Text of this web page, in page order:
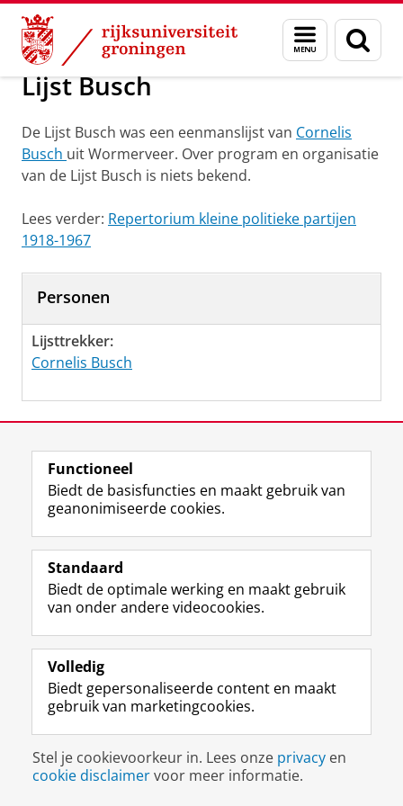
Skip
Content
Skip
Navigation
Menu
en
zoeken
Onderzoek Lijst Busch
Lijst Busch
De Lijst Busch was een eenmanslijst van Cornelis
Busch uit Wormerveer. Over program en organisatie
van de Lijst Busch is niets bekend.
Lees verder: Repertorium kleine politieke partijen
1918-1967
Personen
Lijsttrekker:
Cornelis Busch
Volg de RUG
F
a
c
b
o
k
a
g
i
n
a
R
i
n
e
d
n
p
a
g
i
n
a
S
S
f
e
d
i
j
s
u
n
n
s
a
a
-
a
c
o
u
o
u
u
-
a
n
a
l
Studiekiezers
Maatschappij/bedrijven
Alumni
Over ons
Disclaimer & Copyright Privacy
Cookies
Inloggen
Functioneel
Biedt de basisfuncties en maakt gebruik van
geanonimiseerde cookies.
Standaard
Biedt de optimale werking en maakt gebruik
van onder andere videocookies.
Volledig
Biedt gepersonaliseerde content en maakt
gebruik van marketingcookies.
Stel je cookievoorkeur in. Lees onze privacy en
cookie disclaimervoor meer informatie.